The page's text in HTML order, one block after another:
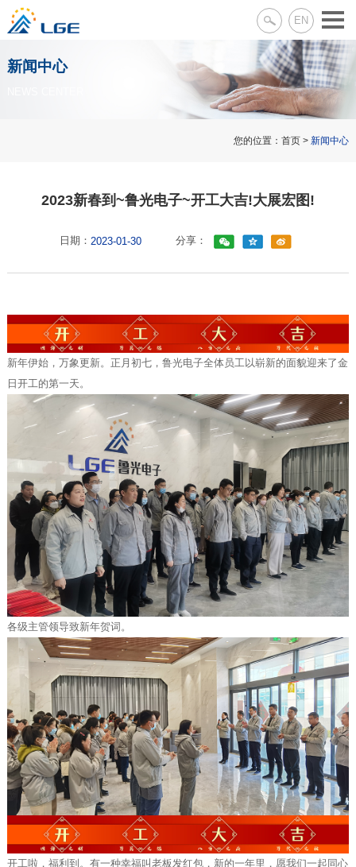
EN
新闻中心
您的位置：首页 >新闻中心
2023新春到~鲁光电子~开工大吉!大展宏图!
日期： 2023-01-30 分享：
新年伊始，万象更新。正月初七，鲁光电子全体员工以崭新的面貌迎来了金
日开工的第一天。
各级主管领导致新年贺词。
开工啦，福利到。有一种幸福叫老板发红包，新的一年里，愿我们一起同心